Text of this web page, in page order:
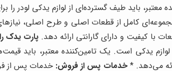
معتبر، باید طیف گسترده‌ای از لوازم یدکی لودر
مجموعه‌ای کامل از قطعات اصلی و طرح اصلی،
با کیفیت و دارای گارانتی ارائه دهد.پارت یدک
لوازم یدکی است. یک تامین‌کننده معتبر، باید
می‌دهد. *خدمات پس از فروش: خدمات پس از